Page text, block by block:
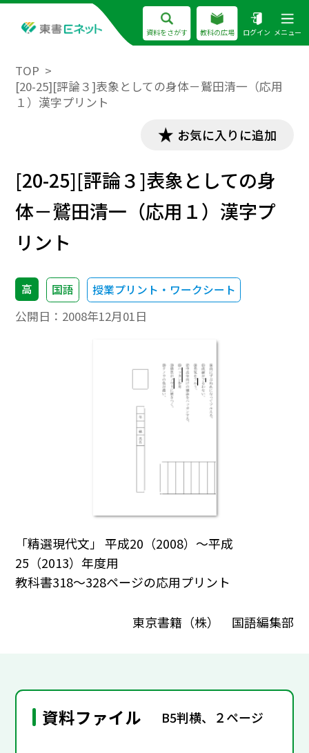
資料をさがす 教科の広場 ログイン メニュー
TOP
[20-25][評論３]表象としての身体－鷲田清一（応用
１）漢字プリント
お気に入りに追加
[20-25][評論３]表象としての身
体－鷲田清一（応用１）漢字プ
リント
高 国語 授業プリント・ワークシート
公開日： 2008年12月01日
「精選現代文」 平成20（2008）～平成
25（2013）年度用
教科書318～328ページの応用プリント
東京書籍（株） 国語編集部
資料ファイル B5判横、２ページ